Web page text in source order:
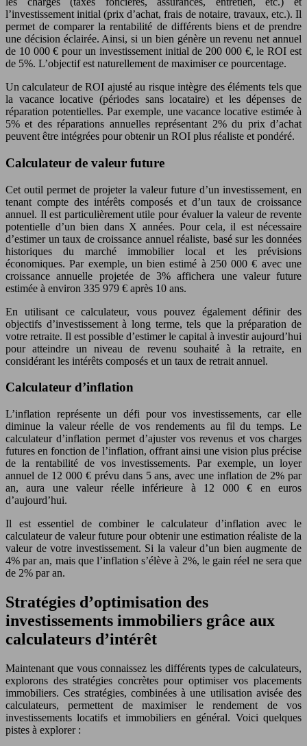
l’investissement initial (prix d’achat, frais de notaire, travaux, etc.). Il
permet de comparer la rentabilité de différents biens et de prendre
une décision éclairée. Ainsi, si un bien génère un revenu net annuel
de 10 000 € pour un investissement initial de 200 000 €, le ROI est
de 5%. L’objectif est naturellement de maximiser ce pourcentage.
Un calculateur de ROI ajusté au risque intègre des éléments tels que
la vacance locative (périodes sans locataire) et les dépenses de
réparation potentielles. Par exemple, une vacance locative estimée à
5% et des réparations annuelles représentant 2% du prix d’achat
peuvent être intégrées pour obtenir un ROI plus réaliste et pondéré.
Calculateur de valeur future
Cet outil permet de projeter la valeur future d’un investissement, en
tenant compte des intérêts composés et d’un taux de croissance
annuel. Il est particulièrement utile pour évaluer la valeur de revente
potentielle d’un bien dans X années. Pour cela, il est nécessaire
d’estimer un taux de croissance annuel réaliste, basé sur les données
historiques du marché immobilier local et les prévisions
économiques. Par exemple, un bien estimé à 250 000 € avec une
croissance annuelle projetée de 3% affichera une valeur future
estimée à environ 335 979 € après 10 ans.
En utilisant ce calculateur, vous pouvez également définir des
objectifs d’investissement à long terme, tels que la préparation de
votre retraite. Il est possible d’estimer le capital à investir aujourd’hui
pour atteindre un niveau de revenu souhaité à la retraite, en
considérant les intérêts composés et un taux de retrait annuel.
Calculateur d’inflation
L’inflation représente un défi pour vos investissements, car elle
diminue la valeur réelle de vos rendements au fil du temps. Le
calculateur d’inflation permet d’ajuster vos revenus et vos charges
futures en fonction de l’inflation, offrant ainsi une vision plus précise
de la rentabilité de vos investissements. Par exemple, un loyer
annuel de 12 000 € prévu dans 5 ans, avec une inflation de 2% par
an, aura une valeur réelle inférieure à 12 000 € en euros
d’aujourd’hui.
Il est essentiel de combiner le calculateur d’inflation avec le
calculateur de valeur future pour obtenir une estimation réaliste de la
valeur de votre investissement. Si la valeur d’un bien augmente de
4% par an, mais que l’inflation s’élève à 2%, le gain réel ne sera que
de 2% par an.
Stratégies d’optimisation des
investissements immobiliers grâce aux
calculateurs d’intérêt
Maintenant que vous connaissez les différents types de calculateurs,
explorons des stratégies concrètes pour optimiser vos placements
immobiliers. Ces stratégies, combinées à une utilisation avisée des
calculateurs, permettent de maximiser le rendement de vos
investissements locatifs et immobiliers en général. Voici quelques
pistes à explorer :